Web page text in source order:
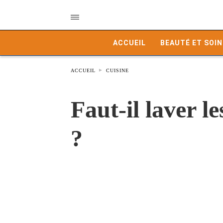
ACCUEIL BEAUTÉ ET SOIN
ACCUEIL CUISINE
Faut-il laver
?